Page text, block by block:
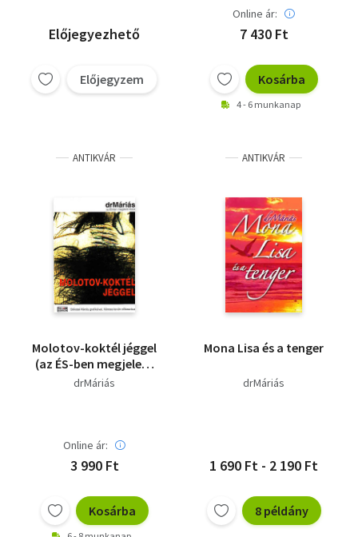
Előjegyezhető
Előjegyzem
Online ár:
7 430 Ft
Kosárba
4 - 6 munkanap
ANTIKVÁR
Molotov-koktél jéggel
(az ÉS-ben megjelent
írások)
drMáriás
Online ár:
3 990 Ft
Kosárba
ANTIKVÁR
Mona Lisa és a tenger
drMáriás
1 690 Ft - 2 190 Ft
8 példány